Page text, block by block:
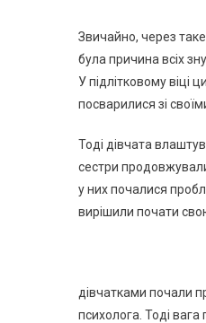
Звичайно, через
була причина всіх
У підлітковому віці
посварилися зі
Тоді дівчата
сестри
у них почалися
вирішили почати
дівчатками почали
психолога. Тоді